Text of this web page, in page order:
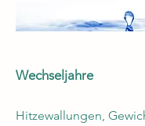
Wechseljahre
Hitzewallungen,